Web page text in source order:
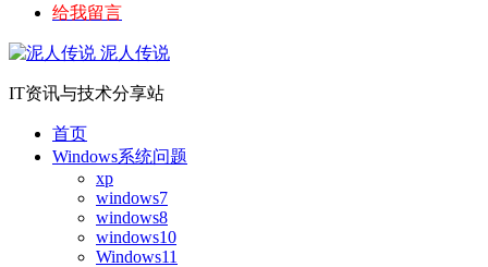
给我留言
泥人传说
IT资讯与技术分享站
首页
Windows系统问题
xp
windows7
windows8
windows10
Windows11